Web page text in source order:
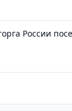
России